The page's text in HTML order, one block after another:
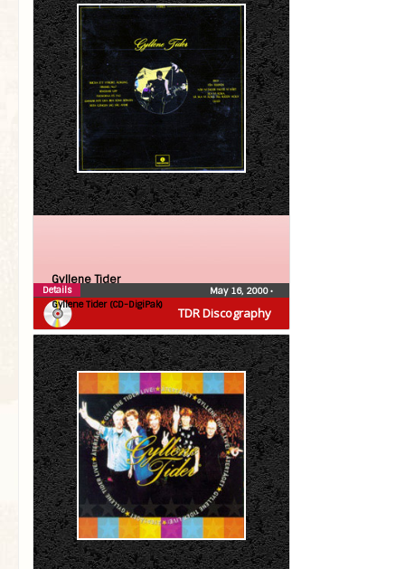
TDR Discography
Gyllene Tider
Gyllene Tider (CD-DigiPak)
May 16, 2000•
Details